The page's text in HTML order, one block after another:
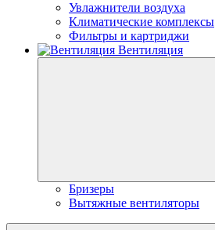
Увлажнители воздуха
Климатические комплексы
Фильтры и картриджи
Вентиляция
Бризеры
Вытяжные вентиляторы